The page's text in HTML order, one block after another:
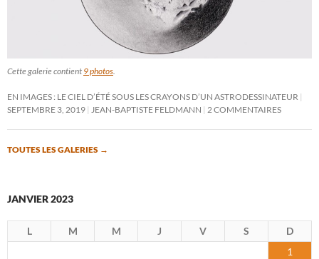
Cette galerie contient 9 photos.
EN IMAGES : LE CIEL D’ÉTÉ SOUS LES CRAYONS D’UN ASTRODESSINATEUR
SEPTEMBRE 3, 2019 JEAN-BAPTISTE FELDMANN 2 COMMENTAIRES
TOUTES LES GALERIES →
JANVIER 2023
L M M J V S
D
1